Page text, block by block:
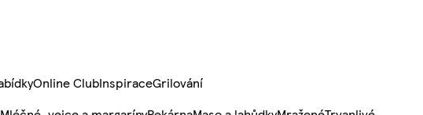
Online ClubInspiraceGrilování